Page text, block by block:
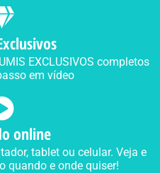
EXCLUSIVOS completos
em vídeo
online
tablet ou celular. Veja e
quando e onde quiser!